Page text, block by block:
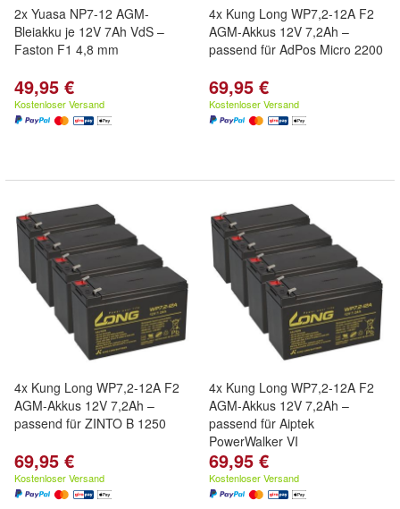
2x Yuasa NP7-12 AGM-
Bleiakku je 12V 7Ah VdS –
Faston F1 4,8 mm
49,95 €
Kostenloser Versand
4x Kung Long WP7,2-12A F2
AGM-Akkus 12V 7,2Ah –
passend für AdPos Micro 2200
69,95 €
Kostenloser Versand
4x Kung Long WP7,2-12A F2
AGM-Akkus 12V 7,2Ah –
passend für ZINTO B 1250
69,95 €
Kostenloser Versand
4x Kung Long WP7,2-12A F2
AGM-Akkus 12V 7,2Ah –
passend für Aiptek
PowerWalker VI
69,95 €
Kostenloser Versand